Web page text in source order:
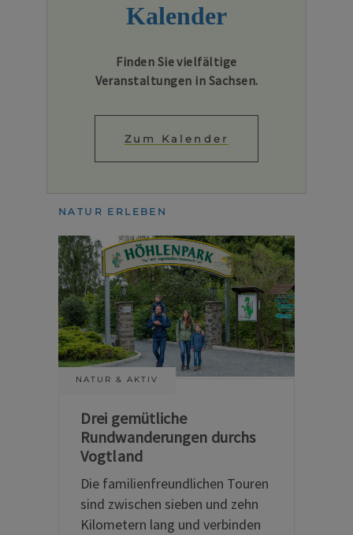
Kalender
Finden Sie vielfältige
Veranstaltungen in Sachsen.
Zum Kalender
NATUR ERLEBEN
NATUR & AKTIV
Drei gemütliche
Rundwanderungen durchs
Vogtland
Die familienfreundlichen Touren
sind zwischen sieben und zehn
Kilometern lang und verbinden